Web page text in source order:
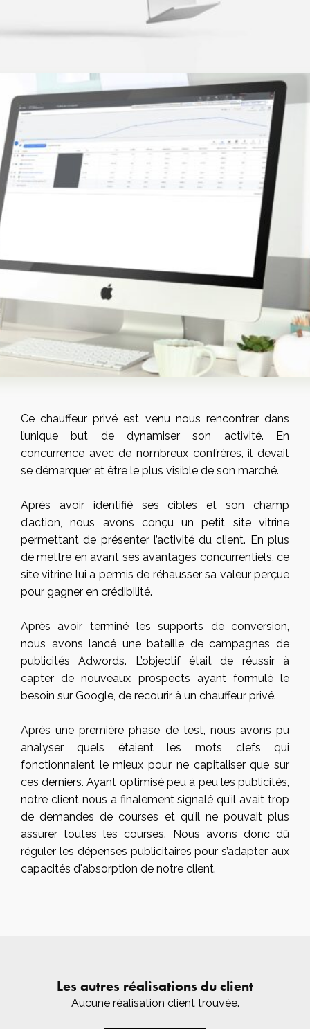
Ce chauffeur privé est venu nous rencontrer dans
l’unique but de dynamiser son activité. En
concurrence avec de nombreux confrères, il devait
se démarquer et être le plus visible de son marché.
Après avoir identifié ses cibles et son champ
d’action, nous avons conçu un petit site vitrine
permettant de présenter l’activité du client. En plus
de mettre en avant ses avantages concurrentiels, ce
site vitrine lui a permis de réhausser sa valeur perçue
pour gagner en crédibilité.
Après avoir terminé les supports de conversion,
nous avons lancé une bataille de campagnes de
publicités Adwords. L’objectif était de réussir à
capter de nouveaux prospects ayant formulé le
besoin sur Google, de recourir à un chauffeur privé.
Après une première phase de test, nous avons pu
analyser quels étaient les mots clefs qui
fonctionnaient le mieux pour ne capitaliser que sur
ces derniers. Ayant optimisé peu à peu les publicités,
notre client nous a finalement signalé qu’il avait trop
de demandes de courses et qu’il ne pouvait plus
assurer toutes les courses. Nous avons donc dû
réguler les dépenses publicitaires pour s’adapter aux
capacités d'absorption de notre client.
Les autres réalisations du client
Aucune réalisation client trouvée.